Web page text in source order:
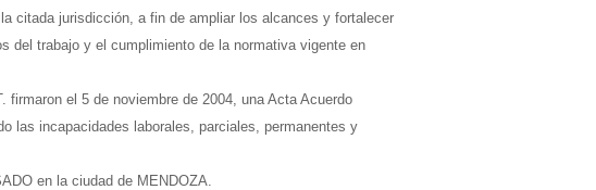
citada jurisdicción, a fin de ampliar los alcances y fortalecer
del trabajo y el cumplimiento de la normativa vigente en
el 5 de noviembre de 2004, una Acta Acuerdo
las incapacidades laborales, parciales, permanentes y
en la ciudad de MENDOZA.